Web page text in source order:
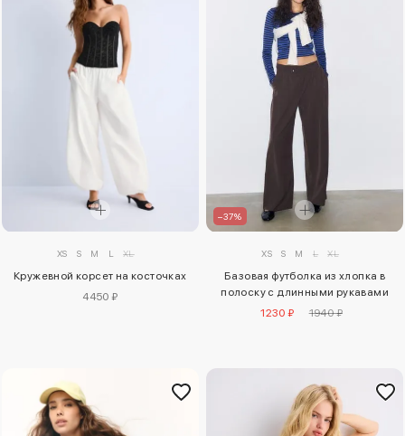
XS S M L XL
Кружевной корсет на косточках
4450 ₽
–37%
XS S M L XL
Базовая футболка из хлопка в
полоску с длинными рукавами
1230 ₽
1940 ₽